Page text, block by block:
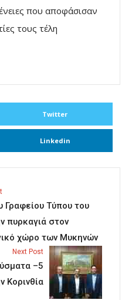
που αποφάσισαν
τους τέλη
Twitter
Linkedin
Γραφείου Τύπου του
πυρκαγιά στον
χώρο των Μυκηνών
Next Post
–5
Κορινθία